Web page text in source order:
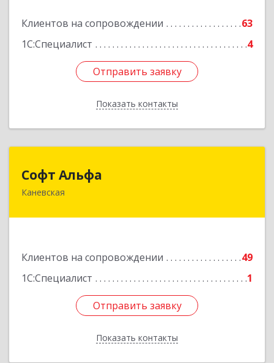
Клиентов на сопровождении
63
1С:Специалист
4
Отправить заявку
Показать контакты
Отправить заявку
Назад
Софт Альфа
Каневская
Клиентов на сопровождении
49
1С:Специалист
1
Отправить заявку
Показать контакты
353730, Краснодарский край, Каневской р-н,
Отправить заявку
Назад